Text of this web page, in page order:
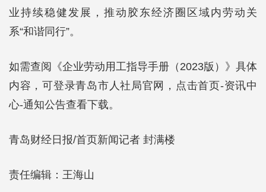
业持续稳健发展，推动胶东经济圈区域内劳动关
系“和谐同行”。
如需查阅《企业劳动用工指导手册（2023版）》具体
内容，可登录青岛市人社局官网，点击首页-资讯中
心-通知公告查看下载。
青岛财经日报/首页新闻记者 封满楼
责任编辑：王海山